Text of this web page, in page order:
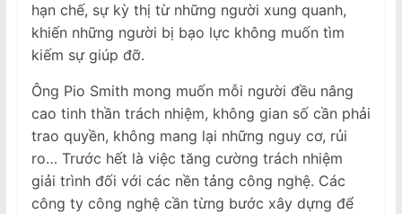
hạn chế, sự kỳ thị từ những người xung quanh,
khiến những người bị bạo lực không muốn tìm
kiếm sự giúp đỡ.
Ông Pio Smith mong muốn mỗi người đều nâng
cao tinh thần trách nhiệm, không gian số cần phải
trao quyền, không mang lại những nguy cơ, rủi
ro… Trước hết là việc tăng cường trách nhiệm
giải trình đối với các nền tảng công nghệ. Các
công ty công nghệ cần từng bước xây dựng để